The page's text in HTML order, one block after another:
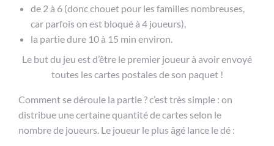
de 2 à 6 (donc chouet pour les familles nombreuses,
car parfois on est bloqué à 4 joueurs),
la partie dure 10 à 15 min environ.
Le but du jeu est d’être le premier joueur à avoir envoyé
toutes les cartes postales de son paquet !
Comment se déroule la partie ? c’est très simple : on
distribue une certaine quantité de cartes selon le
nombre de joueurs. Le joueur le plus âgé lance le dé :